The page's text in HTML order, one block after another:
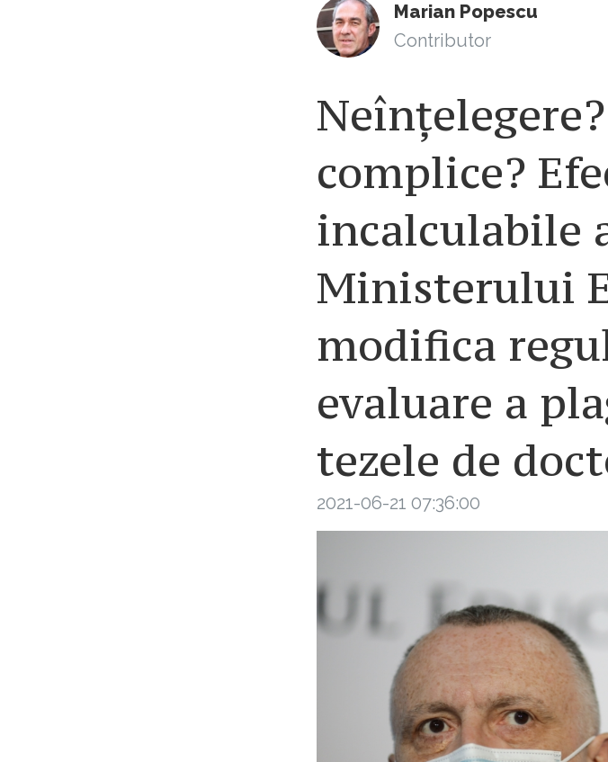
Marian Popescu
Contributor
complice?
incalculabile
Ministerului
modifica
evaluare a
tezele de
2021-06-21 07:36:00